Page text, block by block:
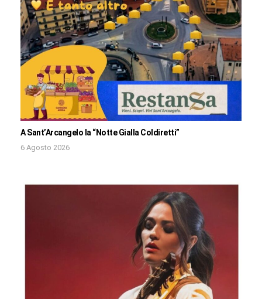
A Sant’Arcangelo la “Notte Gialla Coldiretti”
6 Agosto 2026